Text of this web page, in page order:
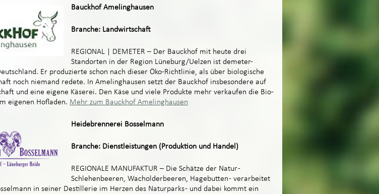
Bauckhof Amelinghausen
Branche: Landwirtschaft
REGIONAL | DEMETER – Der Bauckhof mit heute drei
Standorten in der Region Lüneburg/Uelzen ist demeter-
Er produzierte schon nach dieser Öko-Richtlinie, als über biologische
noch niemand redete. In Amelinghausen setzt der Bauckhof insbesondere auf
und eine eigene Käserei. Den Käse und viele Produkte mehr verkaufen die Bio-
eigenen Hofladen. Mehr zum Bauckhof Amelinghausen
Heidebrennerei Bosselmann
Branche: Dienstleistungen (Produktion und Handel)
REGIONALE MANUFAKTUR – Die Schätze der Natur -
Schlehenbeeren, Wacholderbeeren, Hagebutten - verarbeitet
in seiner Destillerie im Herzen des Naturparks - und dabei kommt ein